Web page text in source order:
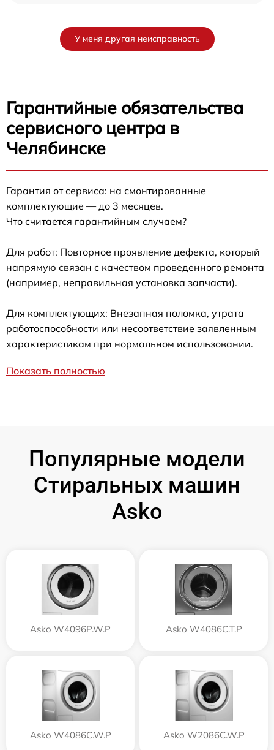
У меня другая неисправность
Гарантийные обязательства
сервисного центра в
Челябинске
Гарантия от сервиса: на смонтированные
комплектующие — до 3 месяцев.
Что считается гарантийным случаем?
Для работ: Повторное проявление дефекта, который
напрямую связан с качеством проведенного ремонта
(например, неправильная установка запчасти).
Для комплектующих: Внезапная поломка, утрата
работоспособности или несоответствие заявленным
характеристикам при нормальном использовании.
Показать полностью
Популярные модели
Стиральных машин
Asko
Asko W4096P.W.P Asko W4086C.T.P
Asko W4086C.W.P Asko W2086C.W.P